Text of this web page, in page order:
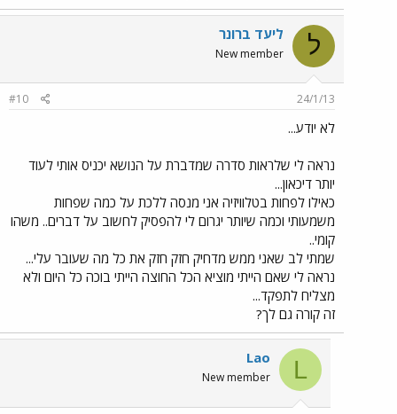
ל ליעד ברונר
New member
24/1/13
#10
לא יודע...
נראה לי שלראות סדרה שמדברת על הנושא יכניס אותי לעוד
יותר דיכאון...
כאילו לפחות בטלוויזיה אני מנסה ללכת על כמה שפחות
משמעותי וכמה שיותר יגרום לי להפסיק לחשוב על דברים.. משהו
קומי..
שמתי לב שאני ממש מדחיק חזק חזק את כל מה שעובר עלי...
נראה לי שאם הייתי מוציא הכל החוצה הייתי בוכה כל היום ולא
מצליח לתפקד...
זה קורה גם לך?
L
Lao
New member